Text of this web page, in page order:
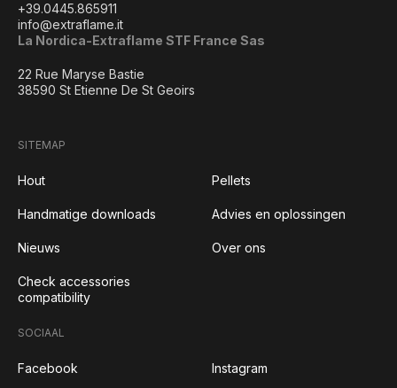
+39.0445.865911
info@extraflame.it
La Nordica-Extraflame STF France Sas
22 Rue Maryse Bastie
38590 St Etienne De St Geoirs
SITEMAP
Hout Pellets
Handmatige downloads Advies en oplossingen
Nieuws Over ons
Check accessories
compatibility
SOCIAAL
Facebook Instagram